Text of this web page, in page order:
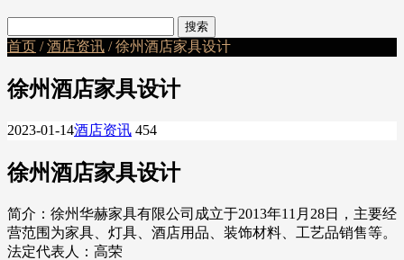
首页 /酒店资讯 / 徐州酒店家具设计
徐州酒店家具设计
2023-01-14酒店资讯 454
徐州酒店家具设计
简介：徐州华赫家具有限公司成立于2013年11月28日，主要经
营范围为家具、灯具、酒店用品、装饰材料、工艺品销售等。
法定代表人：高荣